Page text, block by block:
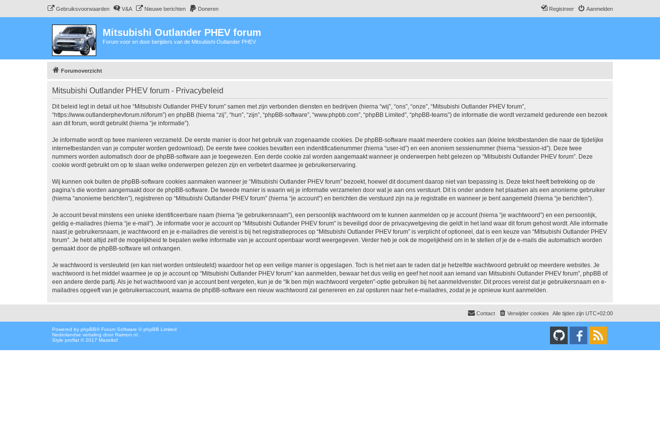
Gebruiksvoorwaarden V&A Nieuwe berichten Doneren Aanmelden
Registreer
Mitsubishi Outlander PHEV forum
Forum voor en door berijders van de Mitsubishi Outlander PHEV
Forumoverzicht
Mitsubishi Outlander PHEV forum - Privacybeleid
Dit beleid legt in detail uit hoe “Mitsubishi Outlander PHEV forum” samen met zijn verbonden diensten en bedrijven (hierna “wij”, “ons”, “onze”, “Mitsubishi Outlander PHEV forum”,
“https://www.outlanderphevforum.nl/forum”) en phpBB (hierna “zij”, “hun”, “zijn”, “phpBB-software”, “www.phpbb.com”, “phpBB Limited”, “phpBB-teams”) de informatie die wordt verzameld gedurende een bezoek
aan dit forum, wordt gebruikt (hierna “je informatie”).
Je informatie wordt op twee manieren verzameld. De eerste manier is door het gebruik van zogenaamde cookies. De phpBB-software maakt meerdere cookies aan (kleine tekstbestanden die naar de tijdelijke
internetbestanden van je computer worden gedownload). De eerste twee cookies bevatten een indentificatienummer (hierna “user-id”) en een anoniem sessienummer (hierna “session-id”). Deze twee
nummers worden automatisch door de phpBB-software aan je toegewezen. Een derde cookie zal worden aangemaakt wanneer je onderwerpen hebt gelezen op “Mitsubishi Outlander PHEV forum”. Deze
cookie wordt gebruikt om op te slaan welke onderwerpen gelezen zijn en verbetert daarmee je gebruikerservaring.
Wij kunnen ook buiten de phpBB-software cookies aanmaken wanneer je “Mitsubishi Outlander PHEV forum” bezoekt, hoewel dit document daarop niet van toepassing is. Deze tekst heeft betrekking op de
pagina’s die worden aangemaakt door de phpBB-software. De tweede manier is waarin wij je informatie verzamelen door wat je aan ons verstuurt. Dit is onder andere het plaatsen als een anonieme gebruiker
(hierna “anonieme berichten”), registreren op “Mitsubishi Outlander PHEV forum” (hierna “je account”) en berichten die verstuurd zijn na je registratie en wanneer je bent aangemeld (hierna “je berichten”).
Je account bevat minstens een unieke identificeerbare naam (hierna “je gebruikersnaam”), een persoonlijk wachtwoord om te kunnen aanmelden op je account (hierna “je wachtwoord”) en een persoonlijk,
geldig e-mailadres (hierna “je e-mail”). Je informatie voor je account op “Mitsubishi Outlander PHEV forum” is beveiligd door de privacywetgeving die geldt in het land waar dit forum gehost wordt. Alle informatie
naast je gebruikersnaam, je wachtwoord en je e-mailadres die vereist is bij het registratieproces op “Mitsubishi Outlander PHEV forum” is verplicht of optioneel, dat is een keuze van “Mitsubishi Outlander PHEV
forum”. Je hebt altijd zelf de mogelijkheid te bepalen welke informatie van je account openbaar wordt weergegeven. Verder heb je ook de mogelijkheid om in te stellen of je de e-mails die automatisch worden
gemaakt door de phpBB-software wil ontvangen.
Je wachtwoord is versleuteld (en kan niet worden ontsleuteld) waardoor het op een veilige manier is opgeslagen. Toch is het niet aan te raden dat je hetzelfde wachtwoord gebruikt op meerdere websites. Je
wachtwoord is het middel waarmee je op je account op “Mitsubishi Outlander PHEV forum” kan aanmelden, bewaar het dus veilig en geef het nooit aan iemand van Mitsubishi Outlander PHEV forum”, phpBB of
een andere derde partij. Als je het wachtwoord van je account bent vergeten, kun je de “Ik ben mijn wachtwoord vergeten”-optie gebruiken bij het aanmeldvenster. Dit proces vereist dat je gebruikersnaam en e-
mailadres opgeeft van je gebruikersaccount, waarna de phpBB-software een nieuw wachtwoord zal genereren en zal opsturen naar het e-mailadres, zodat je je opnieuw kunt aanmelden.
Alle tijden zijn UTC+02:00
Verwijder cookies
Contact
Powered by phpBB® Forum Software © phpBB Limited
Nederlandse vertaling door Raimon.nl
Style proflat © 2017 Mazeltof